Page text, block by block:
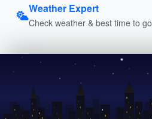
Weather Expert
Check weather & best time to go